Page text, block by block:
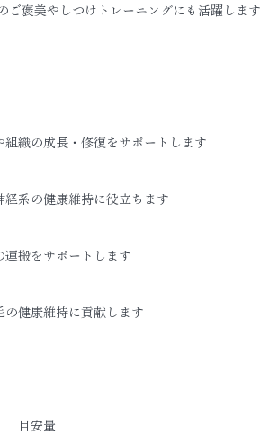
ご褒美やしつけトレーニングにも活躍します
織の成長・修復をサポートします
系の健康維持に役立ちます
運搬をサポートします
の健康維持に貢献します
　目安量